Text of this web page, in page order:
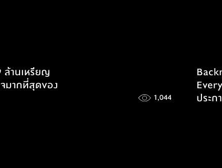
ล้านเหรียญ
มากที่สุดของ
1,044
ประก